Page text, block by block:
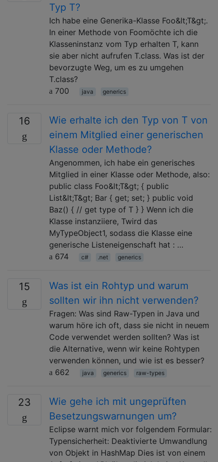
Typ T?
Ich habe eine Generika-Klasse Foo&lt;T&gt;.
In einer Methode von Foomöchte ich die
Klasseninstanz vom Typ erhalten T, kann
sie aber nicht aufrufen T.class. Was ist der
bevorzugte Weg, um es zu umgehen
T.class?
700
java generics
16
Wie erhalte ich den Typ von T von
einem Mitglied einer generischen
Klasse oder Methode?
Angenommen, ich habe ein generisches
Mitglied in einer Klasse oder Methode, also:
public class Foo&lt;T&gt; { public
List&lt;T&gt; Bar { get; set; } public void
Baz() { // get type of T } } Wenn ich die
Klasse instanziiere, Twird das
MyTypeObject1, sodass die Klasse eine
generische Listeneigenschaft hat : …
674
c# .net generics
15
Was ist ein Rohtyp und warum
sollten wir ihn nicht verwenden?
Fragen: Was sind Raw-Typen in Java und
warum höre ich oft, dass sie nicht in neuem
Code verwendet werden sollten? Was ist
die Alternative, wenn wir keine Rohtypen
verwenden können, und wie ist es besser?
662
java generics raw-types
23
Wie gehe ich mit ungeprüften
Besetzungswarnungen um?
Eclipse warnt mich vor folgendem Formular:
Typensicherheit: Deaktivierte Umwandlung
von Objekt in HashMap Dies ist von einem